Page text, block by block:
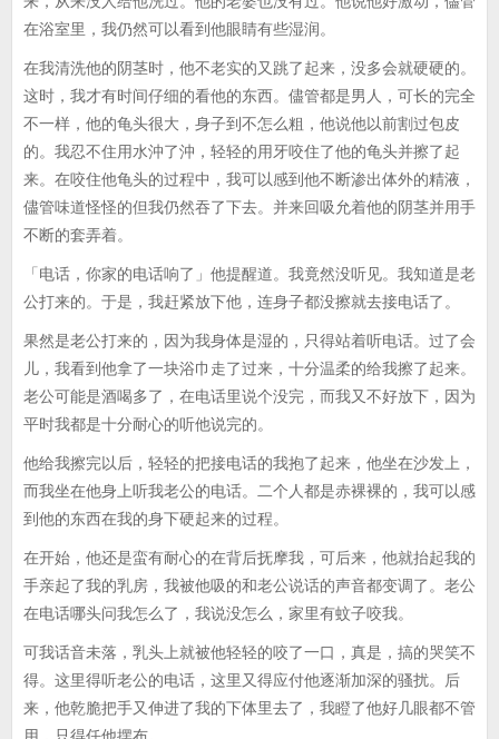
在浴室里，我仍然可以看到他眼睛有些湿润。
在我清洗他的阴茎时，他不老实的又跳了起来，没多会就硬硬的。
这时，我才有时间仔细的看他的东西。儘管都是男人，可长的完全
不一样，他的龟头很大，身子到不怎么粗，他说他以前割过包皮
的。我忍不住用水沖了沖，轻轻的用牙咬住了他的龟头并擦了起
来。在咬住他龟头的过程中，我可以感到他不断渗出体外的精液，
儘管味道怪怪的但我仍然吞了下去。并来回吸允着他的阴茎并用手
不断的套弄着。
「电话，你家的电话响了」他提醒道。我竟然没听见。我知道是老
公打来的。于是，我赶紧放下他，连身子都没擦就去接电话了。
果然是老公打来的，因为我身体是湿的，只得站着听电话。过了会
儿，我看到他拿了一块浴巾走了过来，十分温柔的给我擦了起来。
老公可能是酒喝多了，在电话里说个没完，而我又不好放下，因为
平时我都是十分耐心的听他说完的。
他给我擦完以后，轻轻的把接电话的我抱了起来，他坐在沙发上，
而我坐在他身上听我老公的电话。二个人都是赤裸裸的，我可以感
到他的东西在我的身下硬起来的过程。
在开始，他还是蛮有耐心的在背后抚摩我，可后来，他就抬起我的
手亲起了我的乳房，我被他吸的和老公说话的声音都变调了。老公
在电话哪头问我怎么了，我说没怎么，家里有蚊子咬我。
可我话音未落，乳头上就被他轻轻的咬了一口，真是，搞的哭笑不
得。这里得听老公的电话，这里又得应付他逐渐加深的骚扰。后
来，他乾脆把手又伸进了我的下体里去了，我瞪了他好几眼都不管